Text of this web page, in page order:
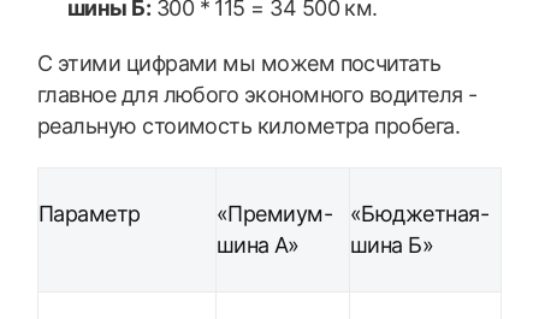
шины Б: 300 * 115 = 34 500 км.
С этими цифрами мы можем посчитать
главное для любого экономного водителя -
реальную стоимость километра пробега.
Параметр
«Премиум-
шина А»
«Бюджетная-
шина Б»